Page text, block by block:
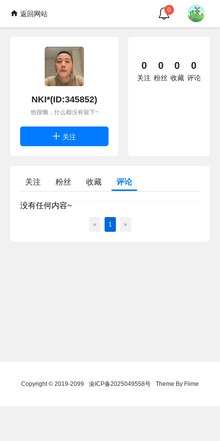
返回网站 0
NKI*(ID:345852)
他很懒，什么都没有留下~
关注
0
关注
0
粉丝
0
收藏
0
评论
关注 粉丝 收藏 评论
没有任何内容~
« 1 »
Copyright © 2019-2099 渝ICP备2025049558号 Theme By Fiime